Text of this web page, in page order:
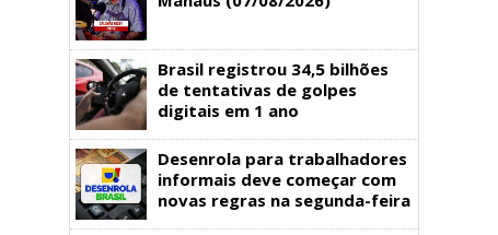
Brasil registrou 34,5 bilhões
de tentativas de golpes
digitais em 1 ano
Desenrola para trabalhadores
informais deve começar com
novas regras na segunda-feira